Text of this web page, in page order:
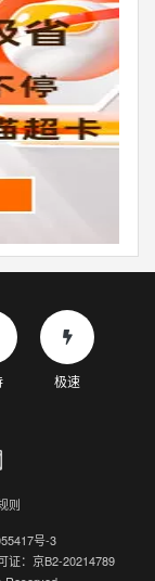
极速
则
号-3
证：京B2-20214789